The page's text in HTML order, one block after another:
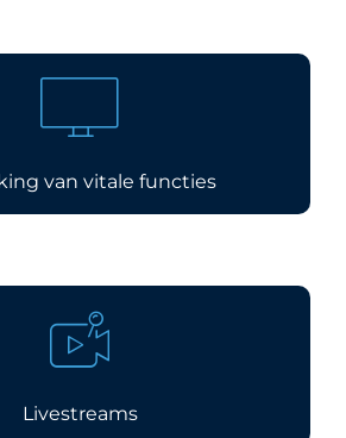
van vitale functies
Livestreams